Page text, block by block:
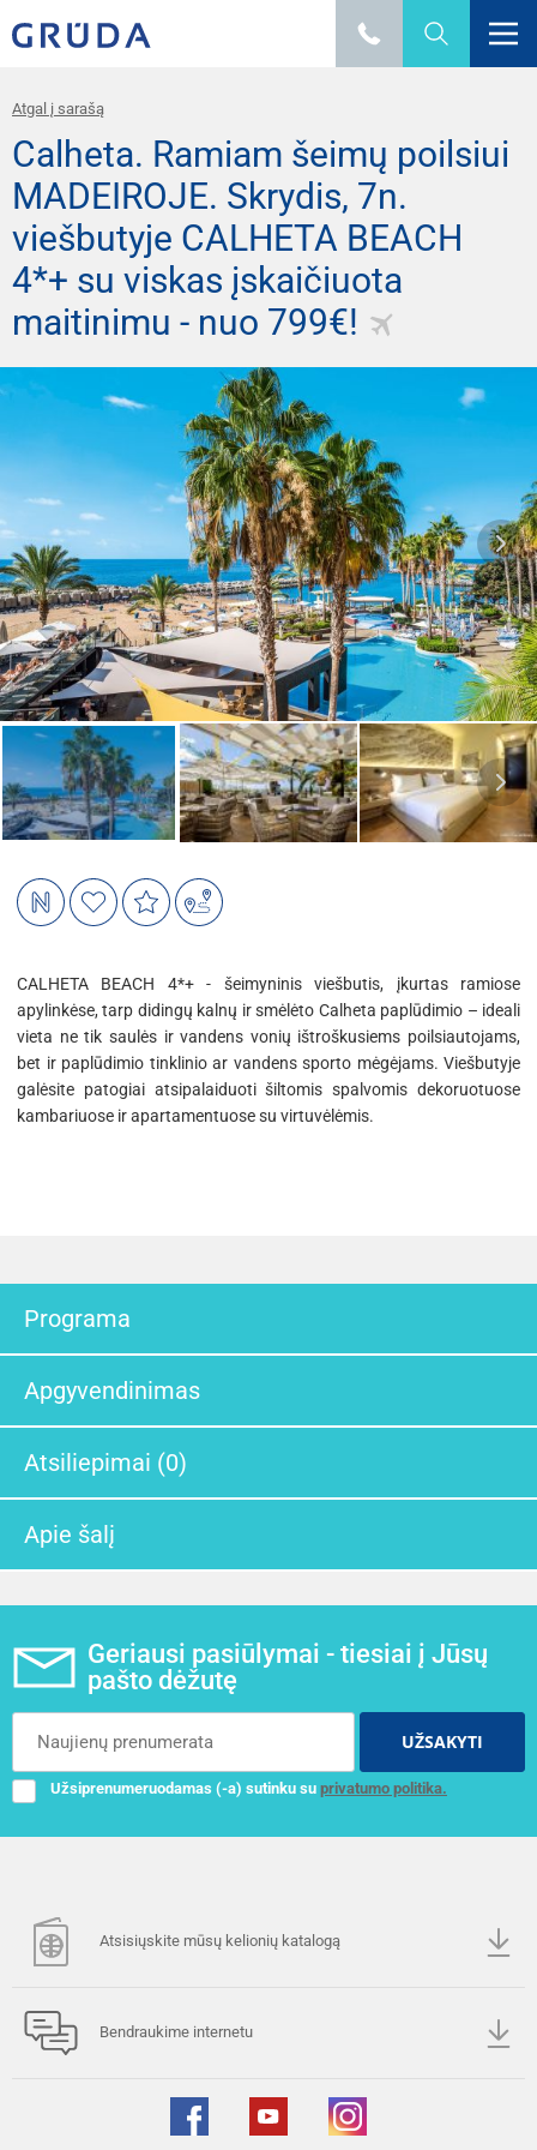
Atgal į sarašą
Calheta. Ramiam šeimų poilsiui
MADEIROJE. Skrydis, 7n.
viešbutyje CALHETA BEACH
4*+ su viskas įskaičiuota
maitinimu - nuo 799€!
CALHETA BEACH 4*+ - šeimyninis viešbutis, įkurtas ramiose
apylinkėse, tarp didingų kalnų ir smėlėto Calheta paplūdimio – ideali
vieta ne tik saulės ir vandens vonių ištroškusiems poilsiautojams,
bet ir paplūdimio tinklinio ar vandens sporto mėgėjams. Viešbutyje
galėsite patogiai atsipalaiduoti šiltomis spalvomis dekoruotuose
kambariuose ir apartamentuose su virtuvėlėmis.
Programa
Apgyvendinimas
Atsiliepimai (0)
Apie šalį
Geriausi pasiūlymai - tiesiai į Jūsų
pašto dėžutę
UŽSAKYTI
Užsiprenumeruodamas (-a) sutinku su privatumo politika.
Atsisiųskite mūsų kelionių katalogą
Bendraukime internetu